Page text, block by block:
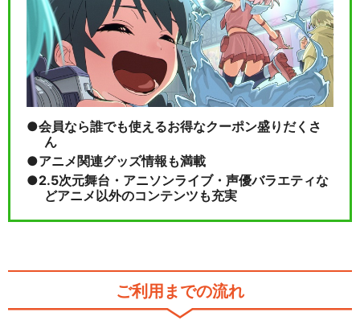
会員なら誰でも使えるお得なクーポン盛りだくさ
ん
アニメ関連グッズ情報も満載
2.5次元舞台・アニソンライブ・声優バラエティな
どアニメ以外のコンテンツも充実
ご利用までの流れ